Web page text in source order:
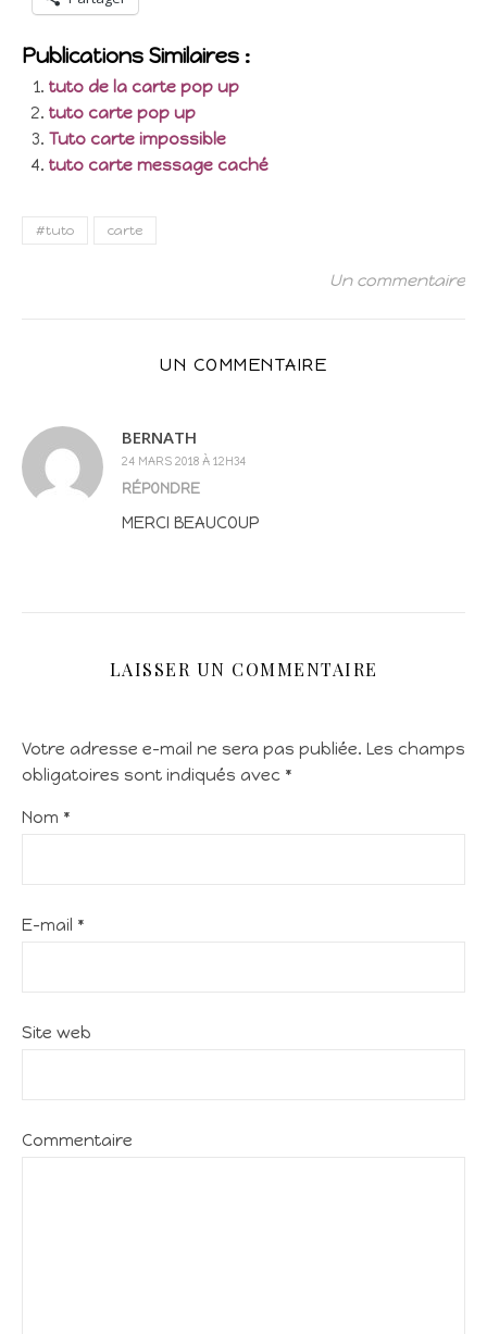
Publications Similaires :
tuto de la carte pop up
tuto carte pop up
Tuto carte impossible
tuto carte message caché
#tuto carte
Un commentaire
UN COMMENTAIRE
BERNATH
24 MARS 2018 À 12H34
RÉPONDRE
MERCI BEAUCOUP
LAISSER UN COMMENTAIRE
Votre adresse e-mail ne sera pas publiée. Les champs
obligatoires sont indiqués avec *
Nom *
E-mail *
Site web
Commentaire